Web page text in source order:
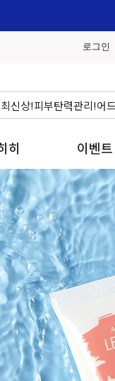
로그인
히 이벤트